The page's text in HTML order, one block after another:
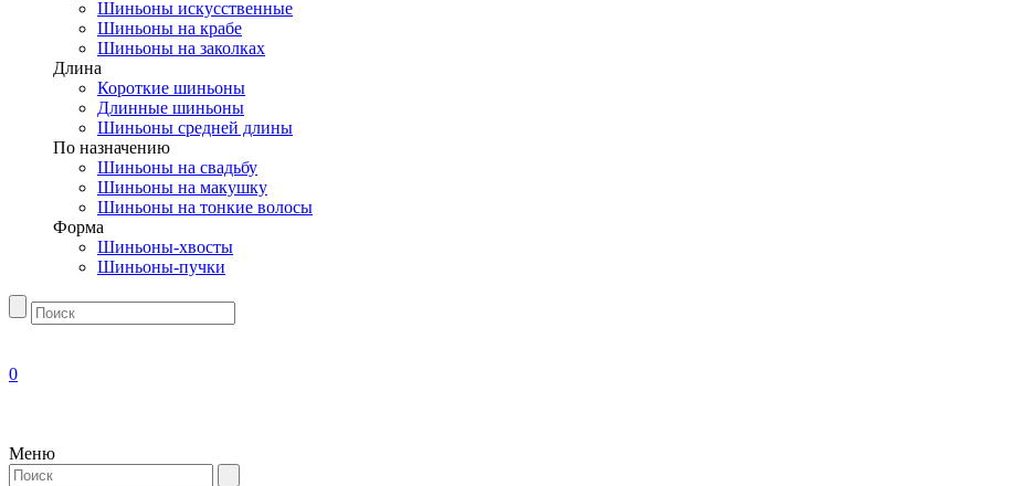
Шиньоны искусственные
Шиньоны на крабе
Шиньоны на заколках
Длина
Короткие шиньоны
Длинные шиньоны
Шиньоны средней длины
По назначению
Шиньоны на свадьбу
Шиньоны на макушку
Шиньоны на тонкие волосы
Форма
Шиньоны-хвосты
Шиньоны-пучки
0
Меню